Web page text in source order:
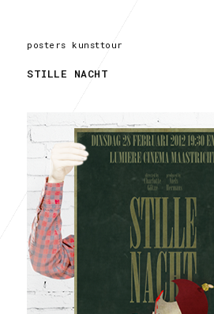
posters kunsttour
STILLE NACHT